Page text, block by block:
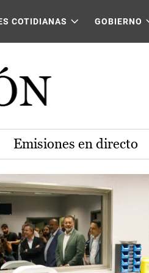
COTIDIANAS GOBIERNO
Emisiones en directo